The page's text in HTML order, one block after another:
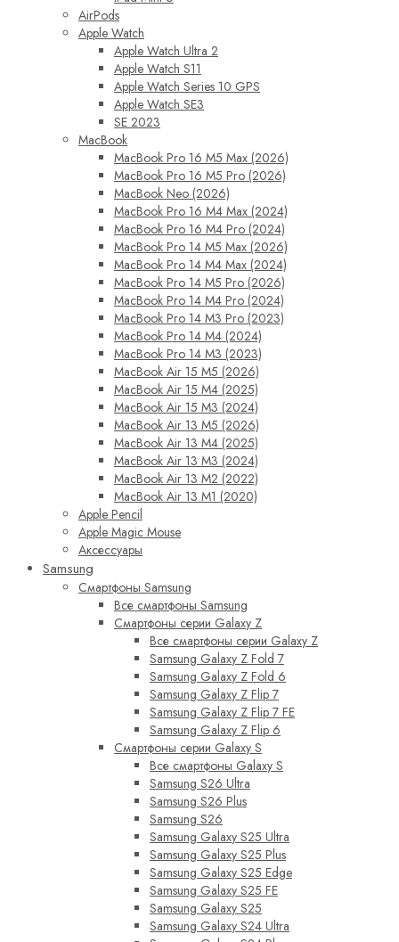
AirPods
Apple Watch
Apple Watch Ultra 2
Apple Watch S11
Apple Watch Series 10 GPS
Apple Watch SE3
SE 2023
MacBook
MacBook Pro 16 M5 Max (2026)
MacBook Pro 16 M5 Pro (2026)
MacBook Neo (2026)
MacBook Pro 16 M4 Max (2024)
MacBook Pro 16 M4 Pro (2024)
MacBook Pro 14 M5 Max (2026)
MacBook Pro 14 M4 Max (2024)
MacBook Pro 14 M5 Pro (2026)
MacBook Pro 14 M4 Pro (2024)
MacBook Pro 14 M3 Pro (2023)
MacBook Pro 14 M4 (2024)
MacBook Pro 14 M3 (2023)
MacBook Air 15 M5 (2026)
MacBook Air 15 M4 (2025)
MacBook Air 15 M3 (2024)
MacBook Air 13 M5 (2026)
MacBook Air 13 M4 (2025)
MacBook Air 13 M3 (2024)
MacBook Air 13 M2 (2022)
MacBook Air 13 M1 (2020)
Apple Pencil
Apple Magic Mouse
Аксессуары
Samsung
Смартфоны Samsung
Все смартфоны Samsung
Смартфоны серии Galaxy Z
Все смартфоны серии Galaxy Z
Samsung Galaxy Z Fold 7
Samsung Galaxy Z Fold 6
Samsung Galaxy Z Flip 7
Samsung Galaxy Z Flip 7 FE
Samsung Galaxy Z Flip 6
Смартфоны серии Galaxy S
Все смартфоны Galaxy S
Samsung S26 Ultra
Samsung S26 Plus
Samsung S26
Samsung Galaxy S25 Ultra
Samsung Galaxy S25 Plus
Samsung Galaxy S25 Edge
Samsung Galaxy S25 FE
Samsung Galaxy S25
Samsung Galaxy S24 Ultra